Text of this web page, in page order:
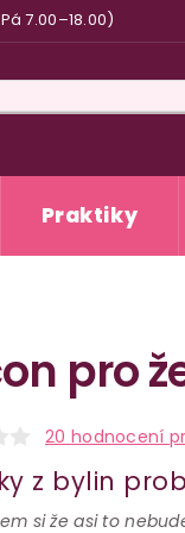
7.00–18.00)
Praktiky
pro
20 hodnocení
z bylin
si že asi to